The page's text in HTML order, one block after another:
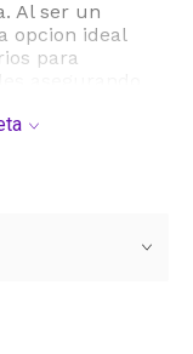
Al ser un
opcion ideal
para
durante el